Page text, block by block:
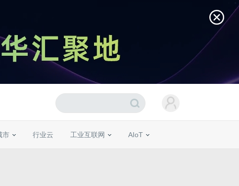
市 行业云 工业互联网 AIoT